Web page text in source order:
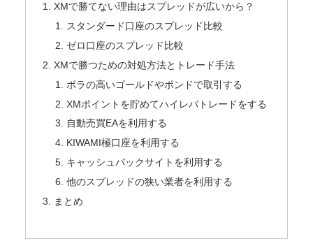
XMで勝てない理由はスプレッドが広いから？
スタンダード口座のスプレッド比較
ゼロ口座のスプレッド比較
XMで勝つための対処方法とトレード手法
ボラの高いゴールドやポンドで取引する
XMポイントを貯めてハイレバトレードをする
自動売買EAを利用する
KIWAMI極口座を利用する
キャッシュバックサイトを利用する
他のスプレッドの狭い業者を利用する
まとめ